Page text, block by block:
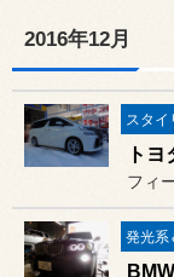
2016年12月